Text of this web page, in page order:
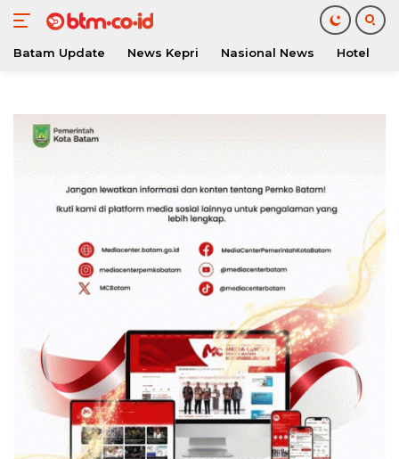
konten
Batam Update News Kepri Nasional News Hotel